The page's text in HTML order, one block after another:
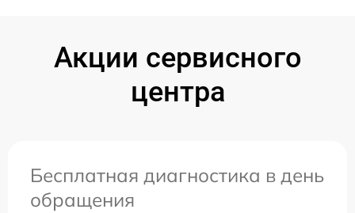
Акции сервисного
центра
Бесплатная диагностика в день
обращения